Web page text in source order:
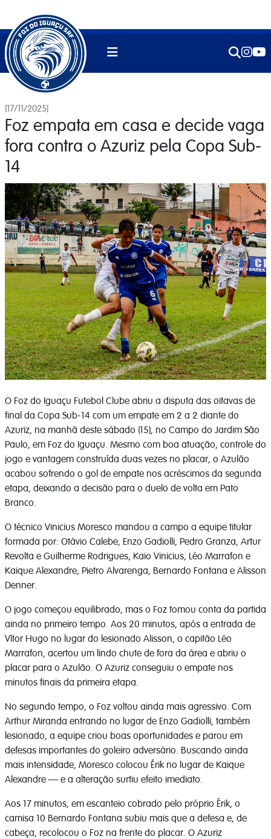
[17/11/2025]
Foz empata em casa e decide vaga
fora contra o Azuriz pela Copa Sub-
14
O Foz do Iguaçu Futebol Clube abriu a disputa das oitavas de
final da Copa Sub-14 com um empate em 2 a 2 diante do
Azuriz, na manhã deste sábado (15), no Campo do Jardim São
Paulo, em Foz do Iguaçu. Mesmo com boa atuação, controle do
jogo e vantagem construída duas vezes no placar, o Azulão
acabou sofrendo o gol de empate nos acréscimos da segunda
etapa, deixando a decisão para o duelo de volta em Pato
Branco.
O técnico Vinicius Moresco mandou a campo a equipe titular
formada por: Otávio Calebe, Enzo Gadiolli, Pedro Granza, Artur
Revolta e Guilherme Rodrigues, Kaio Vinicius, Léo Marrafon e
Kaique Alexandre, Pietro Alvarenga, Bernardo Fontana e Alisson
Denner.
O jogo começou equilibrado, mas o Foz tomou conta da partida
ainda no primeiro tempo. Aos 20 minutos, após a entrada de
Vítor Hugo no lugar do lesionado Alisson, o capitão Léo
Marrafon, acertou um lindo chute de fora da área e abriu o
placar para o Azulão. O Azuriz conseguiu o empate nos
minutos finais da primeira etapa.
No segundo tempo, o Foz voltou ainda mais agressivo. Com
Arthur Miranda entrando no lugar de Enzo Gadiolli, também
lesionado, a equipe criou boas oportunidades e parou em
defesas importantes do goleiro adversário. Buscando ainda
mais intensidade, Moresco colocou Érik no lugar de Kaique
Alexandre — e a alteração surtiu efeito imediato.
Aos 17 minutos, em escanteio cobrado pelo próprio Érik, o
camisa 10 Bernardo Fontana subiu mais que a defesa e, de
cabeça, recolocou o Foz na frente do placar. O Azuriz